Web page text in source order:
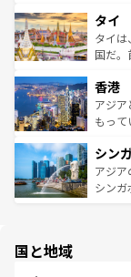
リティ
覧を参
急速な
ーチミ
醸し出
とつ。
ひ現
が旅行
参照し
タイ
タイは
国だ。
の活気
帯で
いビー
激する
が待
た文化
香港
アジ
もって
み、ど
てお
うな絶
シン
アジ
シンガ
国と地域